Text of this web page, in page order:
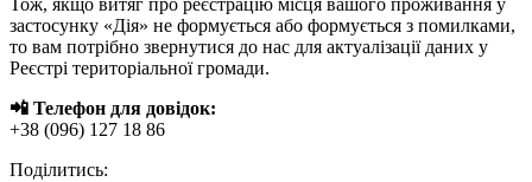
Тож, якщо витяг про реєстрацію місця вашого проживання у
застосунку «Дія» не формується або формується з помилками,
то вам потрібно звернутися до нас для актуалізації даних у
Реєстрі територіальної громади.
📲 Телефон для довідок:
+38 (096) 127 18 86
Поділитись: